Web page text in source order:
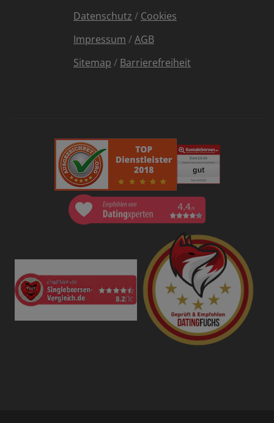
Datenschutz / Cookies
Impressum /AGB
Sitemap / Barrierefreiheit